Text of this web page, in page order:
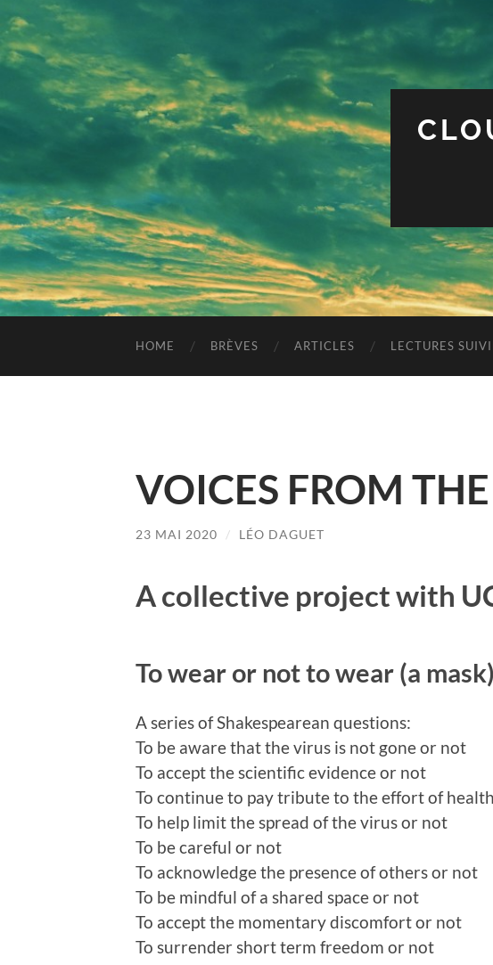
HOME BRÈVES ARTICLES LECTURES
VOICES FROM
23 MAI 2020 / LÉO DAGUET
A collective project with
To wear or not to wear (a mask)
A series of Shakespearean questions:
To be aware that the virus is not gone or not
To accept the scientific evidence or not
To continue to pay tribute to the effort of
To help limit the spread of the virus or not
To be careful or not
To acknowledge the presence of others or not
To be mindful of a shared space or not
To accept the momentary discomfort or not
To surrender short term freedom or not